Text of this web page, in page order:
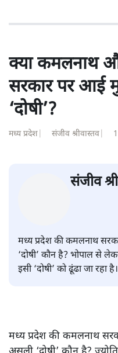
क्या कमलनाथ
सरकार पर आई
‘दोषी’?
मध्य प्रदेश संजीव श्रीवास्तव
संजीव
मध्य प्रदेश की कमलनाथ
‘दोषी’ कौन है? भोपाल से
इसी ‘दोषी’ को ढूंढा जा रहा है।
मध्य प्रदेश की कमलनाथ